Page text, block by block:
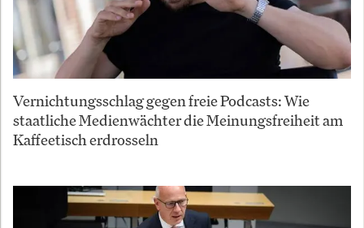
Vernichtungsschlag gegen freie Podcasts: Wie
staatliche Medienwächter die Meinungsfreiheit am
Kaffeetisch erdrosseln